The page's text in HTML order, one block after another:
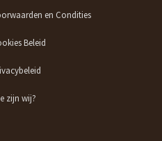
en Condities
Beleid
zijn wij?